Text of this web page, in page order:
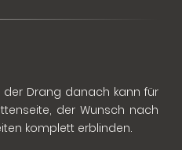
Drang danach kann für
der Wunsch nach
komplett erblinden.